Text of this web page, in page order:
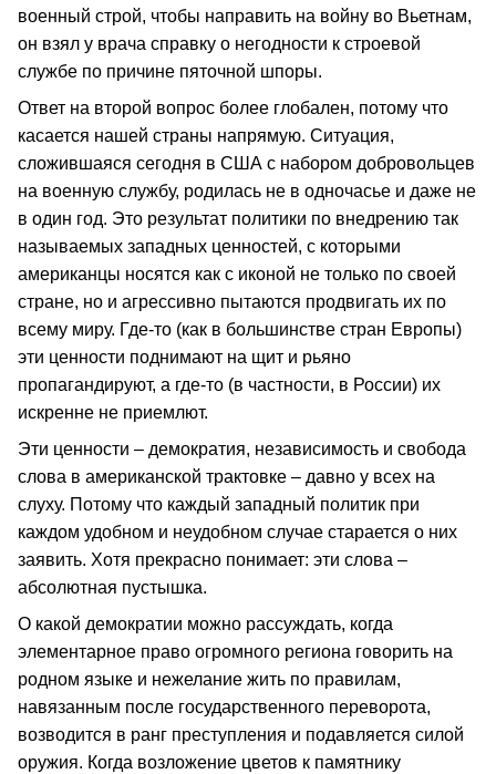
военный строй, чтобы направить на войну во Вьетнам,
он взял у врача справку о негодности к строевой
службе по причине пяточной шпоры.
Ответ на второй вопрос более глобален, потому что
касается нашей страны напрямую. Ситуация,
сложившаяся сегодня в США с набором добровольцев
на военную службу, родилась не в одночасье и даже не
в один год. Это результат политики по внедрению так
называемых западных ценностей, с которыми
американцы носятся как с иконой не только по своей
стране, но и агрессивно пытаются продвигать их по
всему миру. Где-то (как в большинстве стран Европы)
эти ценности поднимают на щит и рьяно
пропагандируют, а где-то (в частности, в России) их
искренне не приемлют.
Эти ценности – демократия, независимость и свобода
слова в американской трактовке – давно у всех на
слуху. Потому что каждый западный политик при
каждом удобном и неудобном случае старается о них
заявить. Хотя прекрасно понимает: эти слова –
абсолютная пустышка.
О какой демократии можно рассуждать, когда
элементарное право огромного региона говорить на
родном языке и нежелание жить по правилам,
навязанным после государственного переворота,
возводится в ранг преступления и подавляется силой
оружия. Когда возложение цветов к памятнику